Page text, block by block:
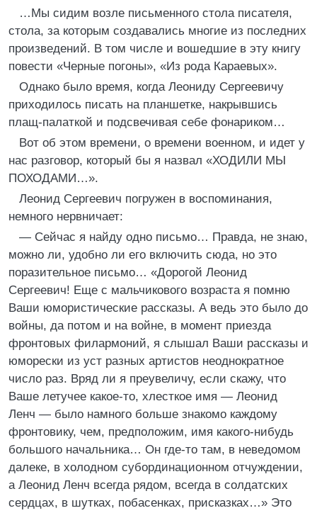
…Мы сидим возле письменного стола писателя,
стола, за которым создавались многие из последних
произведений. В том числе и вошедшие в эту книгу
повести «Черные погоны», «Из рода Караевых».
Однако было время, когда Леониду Сергеевичу
приходилось писать на планшетке, накрывшись
плащ-палаткой и подсвечивая себе фонариком…
Вот об этом времени, о времени военном, и идет у
нас разговор, который бы я назвал «ХОДИЛИ МЫ
ПОХОДАМИ…».
Леонид Сергеевич погружен в воспоминания,
немного нервничает:
— Сейчас я найду одно письмо… Правда, не знаю,
можно ли, удобно ли его включить сюда, но это
поразительное письмо… «Дорогой Леонид
Сергеевич! Еще с мальчикового возраста я помню
Ваши юмористические рассказы. А ведь это было до
войны, да потом и на войне, в момент приезда
фронтовых филармоний, я слышал Ваши рассказы и
юморески из уст разных артистов неоднократное
число раз. Вряд ли я преувеличу, если скажу, что
Ваше летучее какое-то, хлесткое имя — Леонид
Ленч — было намного больше знакомо каждому
фронтовику, чем, предположим, имя какого-нибудь
большого начальника… Он где-то там, в неведомом
далеке, в холодном субординационном отчуждении,
а Леонид Ленч всегда рядом, всегда в солдатских
сердцах, в шутках, побасенках, присказках…» Это